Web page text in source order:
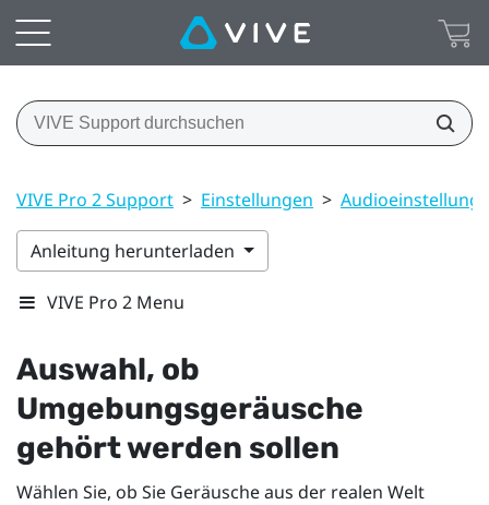
VIVE Pro 2 Support > Einstellungen >
Anleitung herunterladen
VIVE Pro 2 Menu
Auswahl, ob
Umgebungsgeräusche
gehört werden sollen
Wählen Sie, ob Sie Geräusche aus der realen Welt